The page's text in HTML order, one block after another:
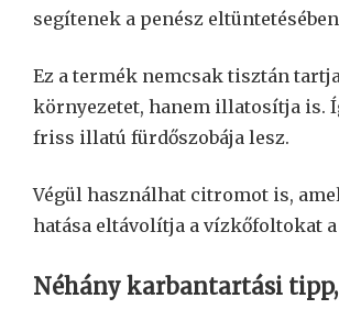
segítenek a penész
Ez a termék nemcsak tisztán
környezetet, hanem illatosítja is.
friss illatú fürdőszobája lesz.
Végül használhat citromot is,
hatása eltávolítja a vízkőfoltokat
Néhány karbantartási